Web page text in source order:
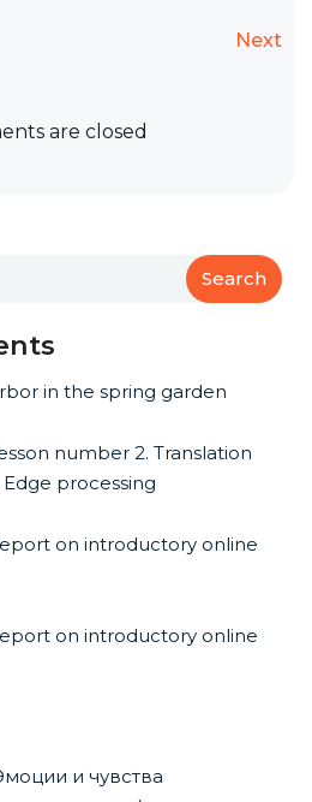
Next
are closed
Search
in the spring garden
number 2. Translation
processing
on introductory online
on introductory online
и чувства